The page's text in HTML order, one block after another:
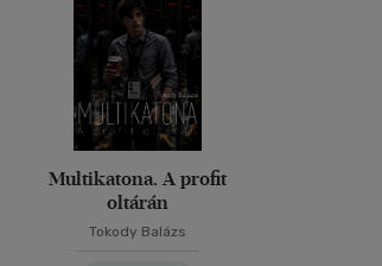
Multikatona. A profit
oltárán
Tokody Balázs